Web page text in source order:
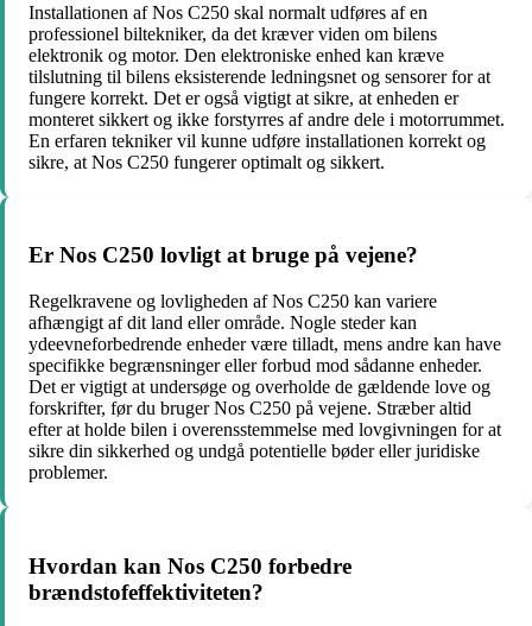
Installationen af Nos C250 skal normalt udføres af en
professionel biltekniker, da det kræver viden om bilens
elektronik og motor. Den elektroniske enhed kan kræve
tilslutning til bilens eksisterende ledningsnet og sensorer for at
fungere korrekt. Det er også vigtigt at sikre, at enheden er
monteret sikkert og ikke forstyrres af andre dele i motorrummet.
En erfaren tekniker vil kunne udføre installationen korrekt og
sikre, at Nos C250 fungerer optimalt og sikkert.
Er Nos C250 lovligt at bruge på vejene?
Regelkravene og lovligheden af Nos C250 kan variere
afhængigt af dit land eller område. Nogle steder kan
ydeevneforbedrende enheder være tilladt, mens andre kan have
specifikke begrænsninger eller forbud mod sådanne enheder.
Det er vigtigt at undersøge og overholde de gældende love og
forskrifter, før du bruger Nos C250 på vejene. Stræber altid
efter at holde bilen i overensstemmelse med lovgivningen for at
sikre din sikkerhed og undgå potentielle bøder eller juridiske
problemer.
Hvordan kan Nos C250 forbedre
brændstofeffektiviteten?